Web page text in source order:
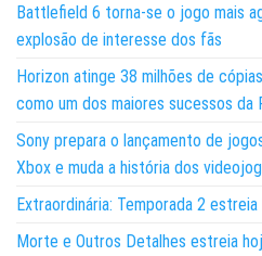
Battlefield 6 torna-se o jogo mais
explosão de interesse dos fãs
Horizon atinge 38 milhões de
como um dos maiores sucessos da
Sony prepara o lançamento de
Xbox e muda a história dos
Extraordinária: Temporada 2
Morte e Outros Detalhes estreia